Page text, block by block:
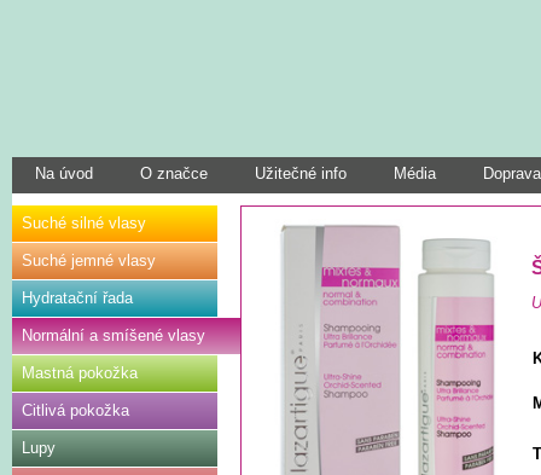
Na úvod O značce Užitečné info Média
Suché silné vlasy
Suché jemné vlasy
Hydratační řada
Normální a smíšené vlasy
Mastná pokožka
Citlivá pokožka
Lupy